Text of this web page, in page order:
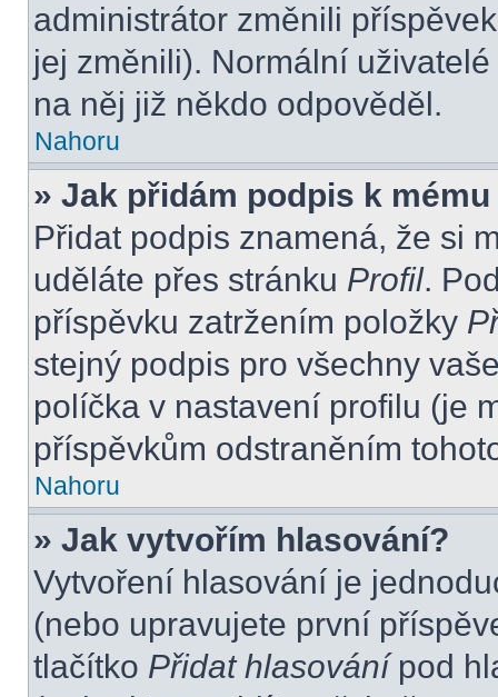
administrátor změnili
jej změnili). Normální
na něj již někdo odpověděl.
Nahoru
» Jak přidám podpis k
Přidat podpis znamená, že si
uděláte přes stránku Profil.
příspěvku zatržením položky
stejný podpis pro všechny
políčka v nastavení profilu (je
příspěvkům odstraněním
Nahoru
» Jak vytvořím hlasování?
Vytvoření hlasování je
(nebo upravujete první
tlačítko Přidat hlasovánípod